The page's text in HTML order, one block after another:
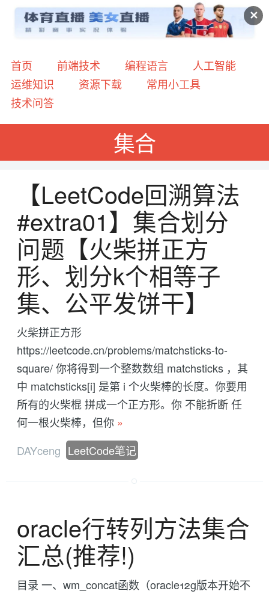
✕
首页 前端技术 编程语言
人工智能
运维知识
资源下载
常用小工具
技术问答
集合
【LeetCode回溯算法
#extra01】集合划分
问题【火柴拼正方
形、划分k个相等子
集、公平发饼干】
火柴拼正方形
https://leetcode.cn/problems/matchsticks-to-
square/ 你将得到一个整数数组 matchsticks ，其
中 matchsticks[i] 是第 i 个火柴棒的长度。你要用
所有的火柴棍 拼成一个正方形。你 不能折断 任
何一根火柴棒，但你 »
DAYceng LeetCode笔记
oracle行转列方法集合
汇总(推荐!)
目录 一、wm_concat函数（oracle12g版本开始不